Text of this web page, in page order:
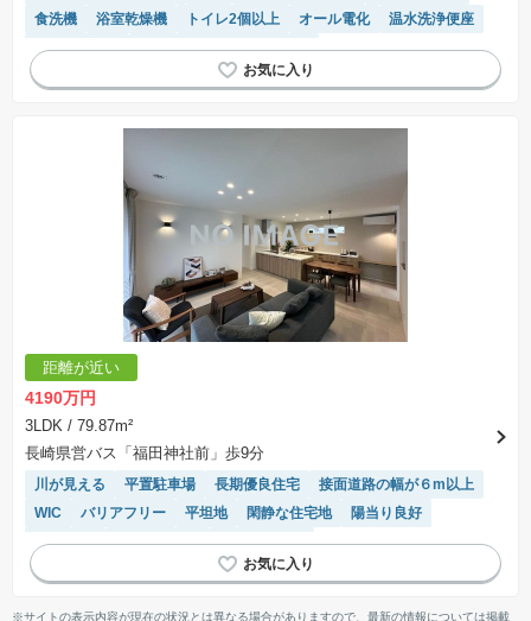
食洗機
浴室乾燥機 トイレ2個以上 オール電化
温水洗浄便座
対面キッチン
モニター付きインターホン
距離が近い
4190万円
3LDK / 79.87m²
長崎県営バス「福田神社前」歩9分
川が見える 平置駐車場 長期優良住宅
接面道路の幅が６m以上
WIC
バリアフリー 平坦地 閑静な住宅地
陽当り良好
EV充電器
高機能トイレ 温水洗浄便座
※サイトの表示内容が現在の状況とは異なる場合がありますので、最新の情報については掲載